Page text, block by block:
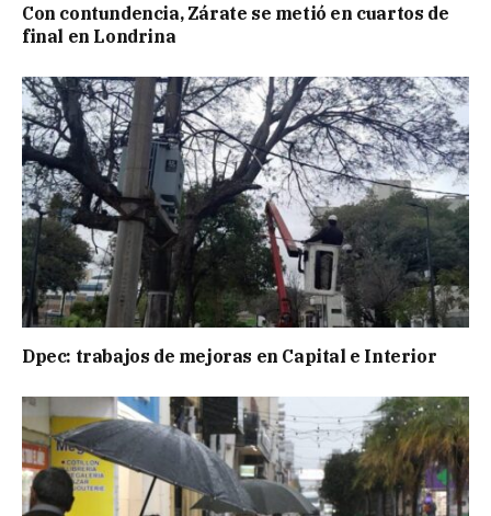
Con contundencia, Zárate se metió en cuartos de
final en Londrina
Dpec: trabajos de mejoras en Capital e Interior